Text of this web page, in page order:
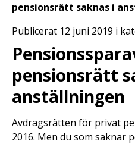
pensionsrätt saknas i
Publicerat 12 juni 2019 i
pensionsrätt
anställningen
Avdragsrätten för privat
2016. Men du som saknar